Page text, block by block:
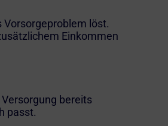
löst.
Einkommen
bereits
passt.